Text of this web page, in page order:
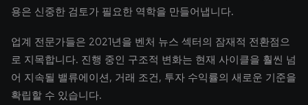
용은 신중한 검토가 필요한 역학을 만들어냅니다.
업계 전문가들은 2021년을 벤처 뉴스 섹터의 잠재적 전환점으
로 지목합니다. 진행 중인 구조적 변화는 현재 사이클을 훨씬 넘
어 지속될 밸류에이션, 거래 조건, 투자 수익률의 새로운 기준을
확립할 수 있습니다.